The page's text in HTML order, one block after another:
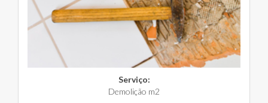
Serviço:
Demolição m2